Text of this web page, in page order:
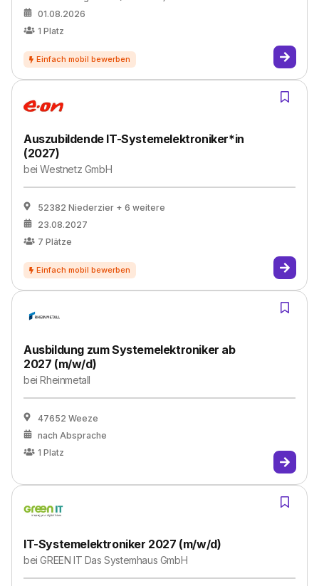
01.08.2026
1 Platz
Auszubildende IT-Systemelektroniker*in
(2027)
beiWestnetz GmbH
52382 Niederzier + 6 weitere
23.08.2027
7 Plätze
Ausbildung zum Systemelektroniker ab
2027 (m/w/d)
beiRheinmetall
47652 Weeze
nach Absprache
1 Platz
IT-Systemelektroniker 2027 (m/w/d)
beiGREEN IT Das Systemhaus GmbH